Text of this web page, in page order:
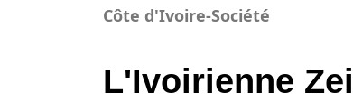
Côte d'Ivoire-Société
L'Ivoirienne